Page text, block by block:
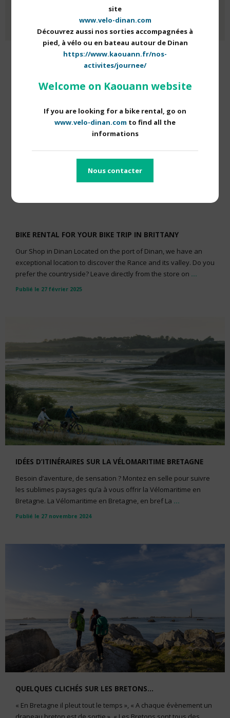
RETOUR À NOS ACTUALITÉS
À LIRE AUSSI
BIKE RENTAL FOR YOUR BIKE TRIP IN BRITTANY
Our Shop in Dinan Located on the port of Dinan, we have an
exceptional location to discover the Rance and its valley. Do you
prefer the countryside? Leave directly from the store on ...
Publié le 27 février 2025
IDÉES D’ITINÉRAIRES SUR LA VÉLOMARITIME BRETAGNE
Besoin d’aventure, de sensation ? Montez en selle pour suivre
les sublimes paysages qu’a à vous offrir la Vélomaritime en
Bretagne. La Vélomaritime en Bretagne, en bref La ...
Publié le 27 novembre 2024
QUELQUES CLICHÉS SUR LES BRETONS…
« En Bretagne il pleut tout le temps », « A chaque évènement un
site
www.velo-dinan.com
Découvrez aussi nos sorties accompagnées à
pied, à vélo ou en bateau autour de Dinan
https://www.kaouann.fr/nos-
activites/journee/
Welcome on Kaouann website
If you are looking for a bike rental, go on
www.velo-dinan.com to find all the
informations
Nous contacter